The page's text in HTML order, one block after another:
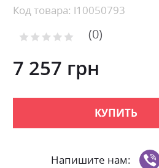
Skip
the
of
the
gallery
Код товара: l10050793
Рейтинг: 0
7 257 грн
КУПИТЬ
Напишите нам: